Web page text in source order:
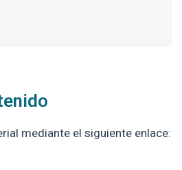
mediante el siguiente enlace: